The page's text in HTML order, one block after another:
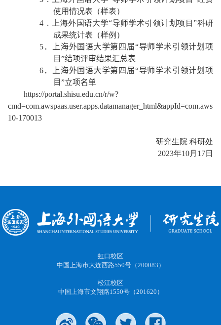
使用情况表（样表）
4 ．上海外国语大学“导师学术引领计划项目”科研
成果统计表（样例）
5．上海外国语大学第四 届“导师学术引领计划项
目”结项评审结果汇总表
6．上海外国语大学第四 届“导师学术引领计划项
目”立项名单
https://portal.shisu.edu.cn/r/w?
10-170013
研究生院 科研处
2023年10月 1 7日
虹口校区
中国上海市大连西路550号（200083）
松江校区
中国上海市文翔路1550号（201620）